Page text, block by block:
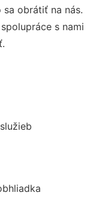
obrátiť na nás.
s nami